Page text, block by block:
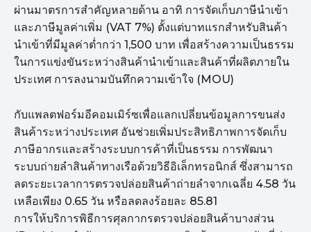
ผ่านมาตรการสำคัญหลายด้าน อาทิ การจัดเก็บภาษีนำเข้า
และภาษีมูลค่าเพิ่ม (VAT 7%) ตั้งแต่บาทแรกสำหรับสินค้า
นำเข้าที่มีมูลค่าต่ำกว่า 1,500 บาท เพื่อสร้างความเป็นธรรม
ในการแข่งขันระหว่างสินค้านำเข้าและสินค้าที่ผลิตภายใน
ประเทศ การลงนามบันทึกความเข้าใจ (MOU)
กับแพลตฟอร์มอีคอมเมิร์ซเพื่อแลกเปลี่ยนข้อมูลการขนส่ง
สินค้าระหว่างประเทศ อันช่วยเพิ่มประสิทธิภาพการจัดเก็บ
ภาษีอากรและสร้างระบบการค้าที่เป็นธรรม การพัฒนา
ระบบถ่ายลำสินค้าทางเรือด้วยวิธีอิเล็กทรอนิกส์ ซึ่งสามารถ
ลดระยะเวลาการตรวจปล่อยสินค้าถ่ายลำจากเฉลี่ย 4.58 วัน
เหลือเพียง 0.65 วัน หรือลดลงร้อยละ 85.81
การให้บริการพิธีการศุลกากรตรวจปล่อยสินค้าบางส่วน